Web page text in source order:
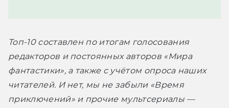
Топ-10 составлен по итогам голосования
редакторов и постоянных авторов «Мира
фантастики», а также с учётом опроса наших
читателей. И нет, мы не забыли «Время
приключений» и прочие мультсериалы —